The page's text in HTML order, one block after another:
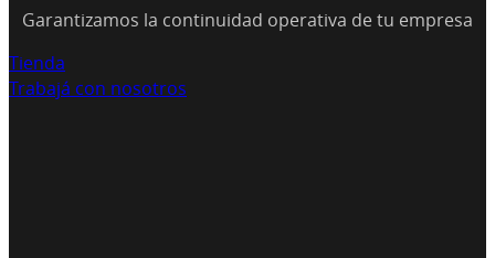
Garantizamos la continuidad operativa de tu empresa
Tienda
Trabajá con nosotros